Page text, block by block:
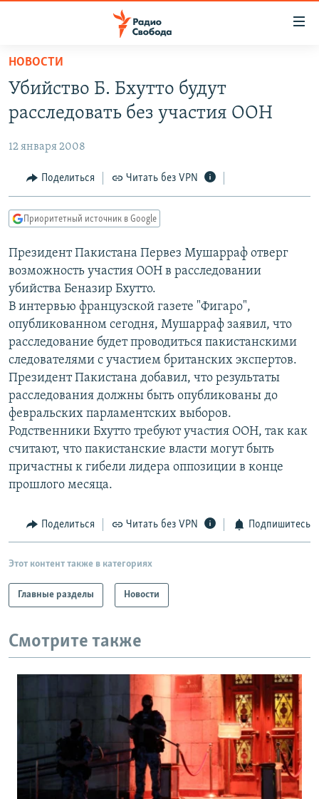
упрощенного
доступа
основному
Вернутся
главной
навигации
Вернутся
поиску
ПРОГРАММЫ
АВТОРСКИЕ ПРОЕКТЫ
ЦИТАТЫ СВОБОДЫ
МНЕНИЯ
IDEL.РЕАЛИИ
КАВКАЗ.РЕАЛИИ
СЕВЕР.РЕАЛИИ
СИБИРЬ.РЕАЛИИ
РАСПИСАНИЕ ВЕЩАНИЯ
ПОДПИШИТЕСЬ НА РАССЫЛКУ
СОЦИАЛЬНЫЕ СЕТИ
Все сайты РСЕ/РС
НОВОСТИ
Убийство Б. Бхутто будут
расследовать без участия ООН
12 января 2008
Поделиться Читать без VPN
Приоритетный источник в Google
Президент Пакистана Первез Мушарраф отверг
возможность участия ООН в расследовании
убийства Беназир Бхутто.
В интервью французской газете "Фигаро",
опубликованном сегодня, Мушарраф заявил, что
расследование будет проводиться пакистанскими
следователями с участием британских экспертов.
Президент Пакистана добавил, что результаты
расследования должны быть опубликованы до
февральских парламентских выборов.
Родственники Бхутто требуют участия ООН, так как
считают, что пакистанские власти могут быть
причастны к гибели лидера оппозиции в конце
прошлого месяца.
Поделиться Читать без VPN Подпишитесь
Этот контент также в категориях
Главные разделы Новости
Смотрите также